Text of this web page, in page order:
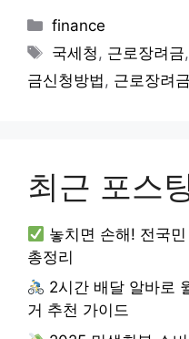
Categories
finance
Tags
국세청 , 근로장려금,
금신청방법 , 근로장려
최근 포스
놓치면 손해! 전국
총정리
2시간 배달 알바로
거 추천 가이드